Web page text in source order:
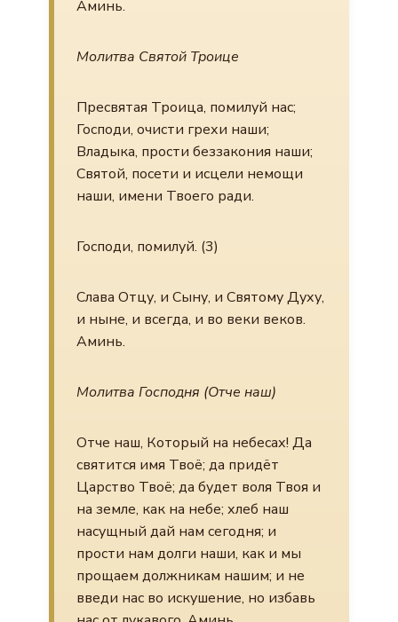
Аминь.
Молитва Святой Троице
Пресвятая Троица, помилуй нас;
Господи, очисти грехи наши;
Владыка, прости беззакония наши;
Святой, посети и исцели немощи
наши, имени Твоего ради.
Господи, помилуй. (3)
Слава Отцу, и Сыну, и Святому Духу,
и ныне, и всегда, и во веки веков.
Аминь.
Молитва Господня (Отче наш)
Отче наш, Который на небесах! Да
святится имя Твоё; да придёт
Царство Твоё; да будет воля Твоя и
на земле, как на небе; хлеб наш
насущный дай нам сегодня; и
прости нам долги наши, как и мы
прощаем должникам нашим; и не
введи нас во искушение, но избавь